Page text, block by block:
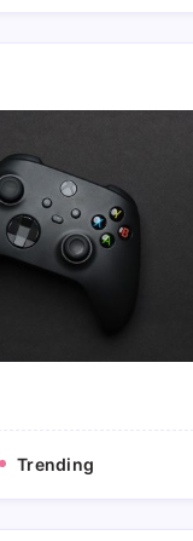
Trending